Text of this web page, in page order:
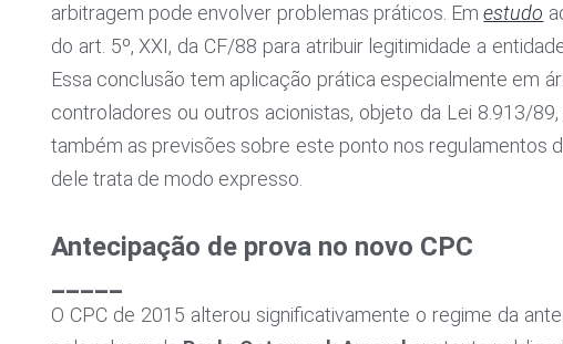
arbitragem pode envolver problemas práticos. Emestudo
do art. 5º, XXI, da CF/88 para atribuir legitimidade a
Essa conclusão tem aplicação prática especialmente em
controladores ou outros acionistas, objeto da Lei 8.913/
também as previsões sobre este ponto nos regulamentos
dele trata de modo expresso.
Antecipação de prova no novo CPC
O CPC de 2015 alterou significativamente o regime da